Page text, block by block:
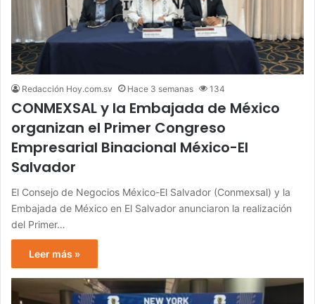
Redacción Hoy.com.sv Hace 3 semanas 134
CONMEXSAL y la Embajada de México
organizan el Primer Congreso
Empresarial Binacional México-El
Salvador
El Consejo de Negocios México-El Salvador (Conmexsal) y la
Embajada de México en El Salvador anunciaron la realización
del Primer…
Leer más »